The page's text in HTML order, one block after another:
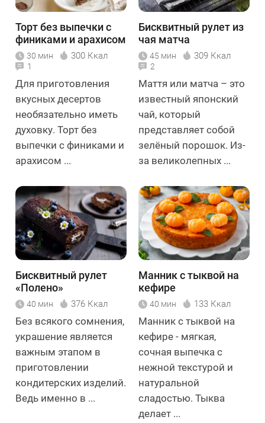
Торт без выпечки с
финиками и арахисом
30 мин 300 Ккал
1
Для приготовления
вкусных десертов
необязательно иметь
духовку. Торт без
выпечки с финиками и
арахисом ...
Бисквитный рулет из
чая матча
45 мин 309 Ккал
2
Маття или матча – это
известный японский
чай, который
представляет собой
зелёный порошок. Из-
за великолепных ...
Бисквитный рулет
«Полено»
40 мин 376 Ккал
Без всякого сомнения,
украшение является
важным этапом в
приготовлении
кондитерских изделий.
Ведь именно в ...
Манник с тыквой на
кефире
40 мин 133 Ккал
Манник с тыквой на
кефире - мягкая,
сочная выпечка с
нежной текстурой и
натуральной
сладостью. Тыква
делает ...